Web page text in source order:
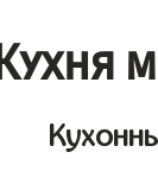
Кухня